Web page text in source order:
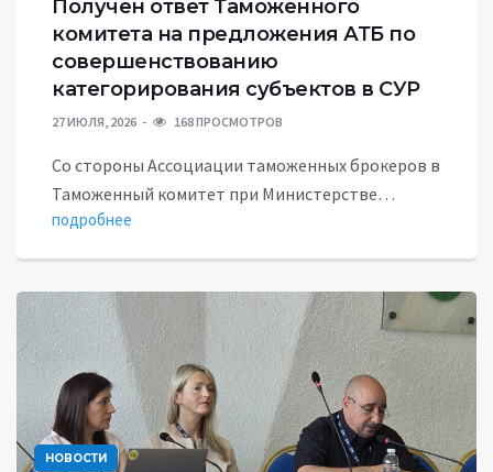
Получен ответ Таможенного
комитета на предложения АТБ по
совершенствованию
категорирования субъектов в СУР
27 ИЮЛЯ, 2026 168 ПРОСМОТРОВ
Со стороны Ассоциации таможенных брокеров в
Таможенный комитет при Министерстве…
подробнее
НОВОСТИ